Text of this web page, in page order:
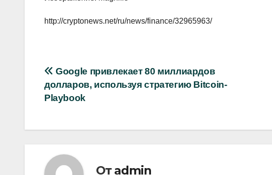
http://cryptonews.net/ru/news/finance/32965963/
Навигация
по
Google привлекает 80 миллиардов
долларов, используя стратегию Bitcoin-
Playbook
От admin